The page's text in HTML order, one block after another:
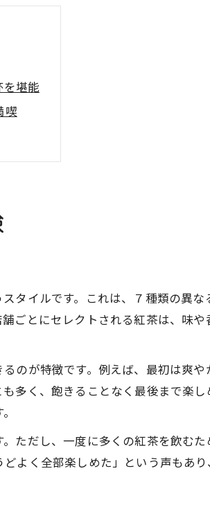
を堪能
喫
タイルです。これは、７種類の異な
ごとにセレクトされる紅茶は、味や
のが特徴です。例えば、最初は爽や
多く、飽きることなく最後まで楽し
ただし、一度に多くの紅茶を飲むた
よく全部楽しめた」という声もあり